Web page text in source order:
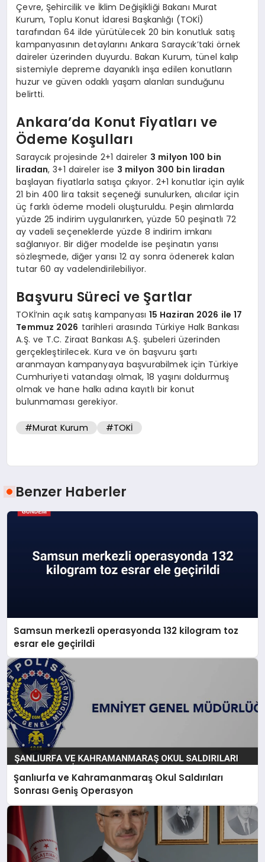
Çevre, Şehircilik ve İklim Değişikliği Bakanı Murat
Kurum, Toplu Konut İdaresi Başkanlığı (TOKİ)
tarafından 64 ilde yürütülecek 20 bin konutluk satış
kampanyasının detaylarını Ankara Saraycık’taki örnek
daireler üzerinden duyurdu. Bakan Kurum, tünel kalıp
sistemiyle depreme dayanıklı inşa edilen konutların
huzur ve güven odaklı yaşam alanları sunduğunu
belirtti.
Ankara’da Konut Fiyatları ve
Ödeme Koşulları
Saraycık projesinde 2+1 daireler 3 milyon 100 bin
liradan, 3+1 daireler ise 3 milyon 300 bin liradan
başlayan fiyatlarla satışa çıkıyor. 2+1 konutlar için aylık
21 bin 400 lira taksit seçeneği sunulurken, alıcılar için
üç farklı ödeme modeli oluşturuldu. Peşin alımlarda
yüzde 25 indirim uygulanırken, yüzde 50 peşinatlı 72
ay vadeli seçeneklerde yüzde 8 indirim imkanı
sağlanıyor. Bir diğer modelde ise peşinatın yarısı
sözleşmede, diğer yarısı 12 ay sonra ödenerek kalan
tutar 60 ay vadelendirilebiliyor.
Başvuru Süreci ve Şartlar
TOKİ’nin açık satış kampanyası 15 Haziran 2026 ile 17
Temmuz 2026 tarihleri arasında Türkiye Halk Bankası
A.Ş. ve T.C. Ziraat Bankası A.Ş. şubeleri üzerinden
gerçekleştirilecek. Kura ve ön başvuru şartı
aranmayan kampanyaya başvurabilmek için Türkiye
Cumhuriyeti vatandaşı olmak, 18 yaşını doldurmuş
olmak ve hane halkı adına kayıtlı bir konut
bulunmaması gerekiyor.
#Murat Kurum #TOKİ
Benzer Haberler
Samsun merkezli operasyonda 132 kilogram toz
esrar ele geçirildi
Şanlıurfa ve Kahramanmaraş Okul Saldırıları
Sonrası Geniş Operasyon